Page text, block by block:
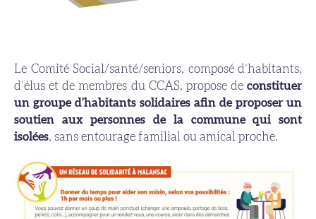
Le Comité Social/santé/seniors, composé d’habitants,
d’élus et de membres du CCAS, propose de constituer
un groupe d’habitants solidaires afin de proposer un
soutien aux personnes de la commune qui sont
isolées, sans entourage familial ou amical proche.